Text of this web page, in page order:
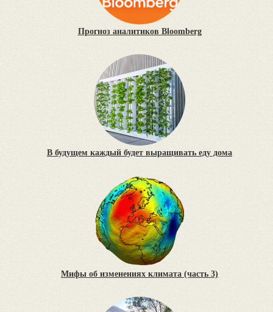
Прогноз аналитиков Bloomberg
В будущем каждый будет выращивать еду дома
Мифы об изменениях климата (часть 3)